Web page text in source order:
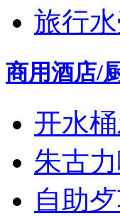
旅行
商用酒店/
开水
朱古
自助